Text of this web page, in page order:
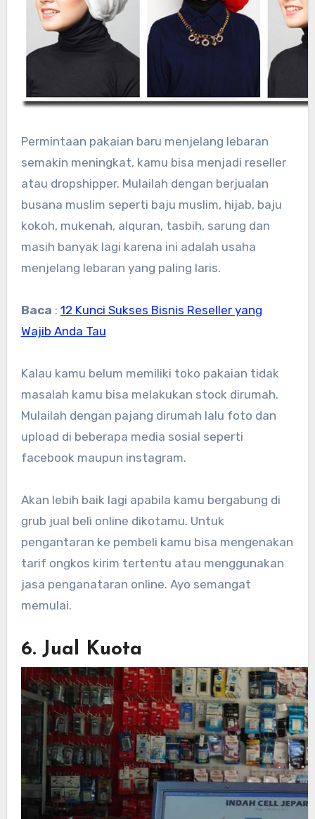
Permintaan pakaian baru menjelang lebaran
semakin meningkat, kamu bisa menjadi reseller
atau dropshipper. Mulailah dengan berjualan
busana muslim seperti baju muslim, hijab, baju
kokoh, mukenah, alquran, tasbih, sarung dan
masih banyak lagi karena ini adalah usaha
menjelang lebaran yang paling laris.
Baca : 12 Kunci Sukses Bisnis Reseller yang
Wajib Anda Tau
Kalau kamu belum memiliki toko pakaian tidak
masalah kamu bisa melakukan stock dirumah.
Mulailah dengan pajang dirumah lalu foto dan
upload di beberapa media sosial seperti
facebook maupun instagram.
Akan lebih baik lagi apabila kamu bergabung di
grub jual beli online dikotamu. Untuk
pengantaran ke pembeli kamu bisa mengenakan
tarif ongkos kirim tertentu atau menggunakan
jasa penganataran online. Ayo semangat
memulai.
6. Jual Kuota